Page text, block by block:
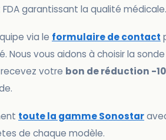
garantissant la qualité médicale.
via le formulaire de contact
Nous vous aidons à choisir la
votre bon de réduction -
toute la gamme Sonostar
de chaque modèle.